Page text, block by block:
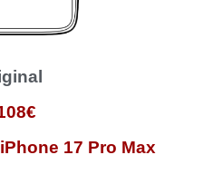
17 Pro Max